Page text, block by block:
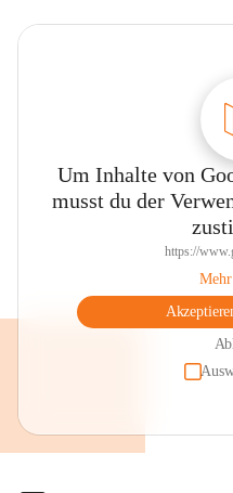
Um Inhalte von
musst du der
https://